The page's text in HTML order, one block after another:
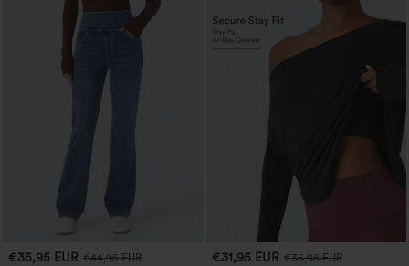
€35,95 EUR €44,95 EUR
€31,95 EUR €35,95 EUR